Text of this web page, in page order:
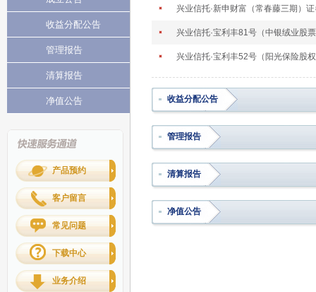
收益分配公告
管理报告
清算报告
净值公告
产品预约
客户留言
常见问题
下载中心
业务介绍
兴业信托·新申财富（常春藤三期）
兴业信托·宝利丰81号（中银绒业股
兴业信托·宝利丰52号（阳光保险股
收益分配公告
管理报告
清算报告
净值公告